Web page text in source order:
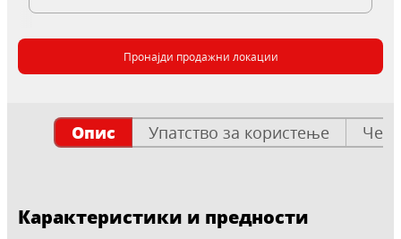
Пронајди продажни локации
Опис Упатство за користење
Карактеристики и предности